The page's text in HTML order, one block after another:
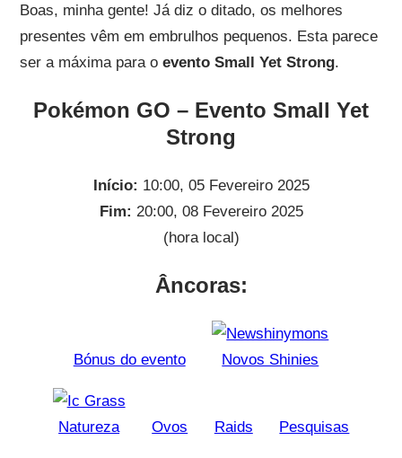
Boas, minha gente! Já diz o ditado, os melhores
presentes vêm em embrulhos pequenos. Esta parece
ser a máxima para o evento Small Yet Strong.
Pokémon GO – Evento Small Yet
Strong
Início: 10:00, 05 Fevereiro 2025
Fim: 20:00, 08 Fevereiro 2025
(hora local)
Âncoras:
Bónus do evento Novos Shinies
Natureza Ovos Raids Pesquisas